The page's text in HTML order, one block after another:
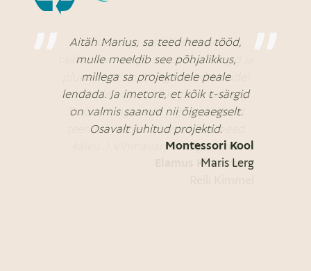
Aitäh Marius, sa teed head tööd,
mulle meeldib see põhjalikkus,
millega sa projektidele peale
lendada. Ja imetore, et kõik t-särgid
on valmis saanud nii õigeaegselt.
Osavalt juhitud projektid.
Montessori Kool
Maris Lerg